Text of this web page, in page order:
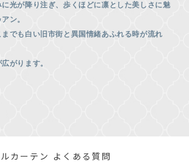
光が降り注ぎ、歩くほどに凛とした美しさに魅
ン。
でも白い旧市街と異国情緒あふれる時が流れ
がります。
カーテン よくある質問